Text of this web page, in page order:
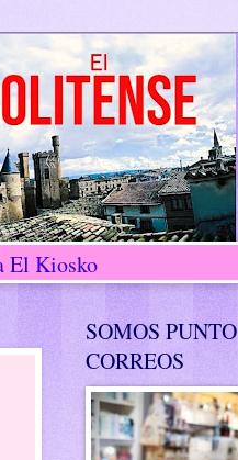
El Kiosko
SOMOS PUNTO
CORREOS